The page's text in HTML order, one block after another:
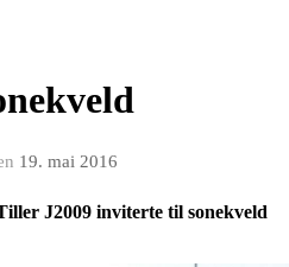
19. mai 2016
J2009 inviterte til sonekveld